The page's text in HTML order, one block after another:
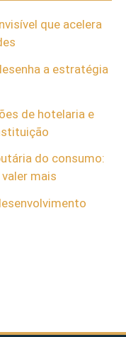
que acelera
a estratégia
de hotelaria e
do consumo:
mais